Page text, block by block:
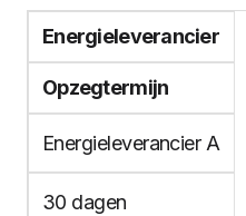
Energieleverancier
Opzegtermijn
Energieleverancier A
30 dagen